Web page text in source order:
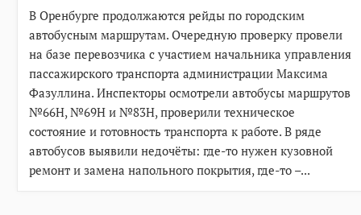
В Оренбурге продолжаются рейды по городским
автобусным маршрутам. Очередную проверку провели
на базе перевозчика с участием начальника управления
пассажирского транспорта администрации Максима
Фазуллина. Инспекторы осмотрели автобусы маршрутов
№66Н, №69Н и №83Н, проверили техническое
состояние и готовность транспорта к работе. В ряде
автобусов выявили недочёты: где-то нужен кузовной
ремонт и замена напольного покрытия, где-то –...